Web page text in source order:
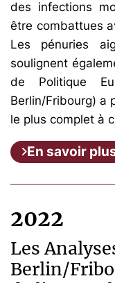
des infections
être combattues
Les pénuries
soulignent
de Politique
Berlin/Fribourg) a
le plus complet à
En savoir
2022
Les
Berlin/